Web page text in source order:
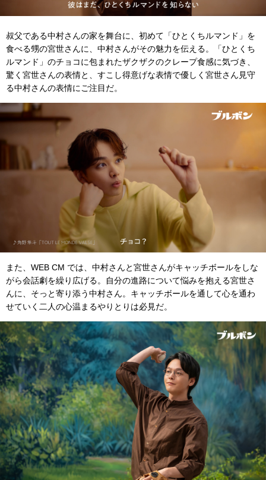
叔父である中村さんの家を舞台に、初めて「ひとくちルマンド」を
食べる甥の宮世さんに、中村さんがその魅力を伝える。「ひとくち
ルマンド」のチョコに包まれたザクザクのクレープ食感に気づき、
驚く宮世さんの表情と、すこし得意げな表情で優しく宮世さん見守
る中村さんの表情にご注目だ。
また、WEB CM では、中村さんと宮世さんがキャッチボールをしな
がら会話劇を繰り広げる。自分の進路について悩みを抱える宮世さ
んに、そっと寄り添う中村さん。キャッチボールを通して心を通わ
せていく二人の心温まるやりとりは必見だ。